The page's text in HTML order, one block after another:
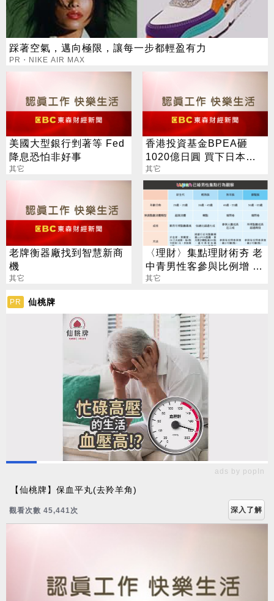
踩著空氣，邁向極限，讓每一步都輕盈有力
PR・NIKE AIR MAX
美國大型銀行剉著等 Fed
降息恐怕非好事
其它
香港投資基金BPEA砸
1020億日圓 買下日本
Pioneer
其它
老牌衡器廠找到智慧新商
機
其它
〈理財〉集點理財術夯 老
中青男性客參與比例增 年
輕族群熱衷超商集點
其它
PR 仙桃牌
ads by popIn
【仙桃牌】保血平丸(去羚羊角)
觀看次數 45,441次 深入了解